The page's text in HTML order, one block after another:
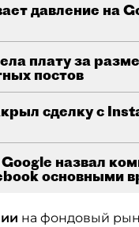
давление на
плату за
постов
сделку с
назвал
основными
на фондовый